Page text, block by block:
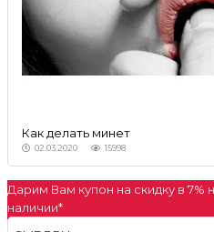
Как делать минет
02.03.2020 15998
Дарим Вам купон на скидку в 7%
наличии*